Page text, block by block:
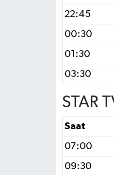
22:45
00:30
01:30
03:30
STAR
Saat
07:00
09:30